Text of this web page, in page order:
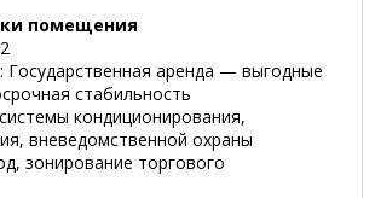
помещения
аренда — выгодные
стабильность
кондиционирования,
вневедомственной охраны
зонирование торгового